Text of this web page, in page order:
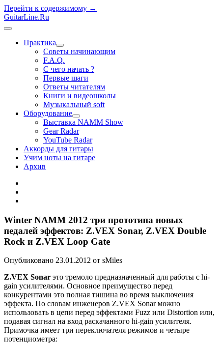
Перейти к содержимому →
GuitarLine.Ru
открыть
Практика
открыть
меню
Советы начинающим
F.A.Q.
С чего начать ?
Первые шаги
Ответы читателям
Книги и видеошколы
Музыкальный soft
Оборудование
открыть
меню
Выставка NAMM Show
Gear Radar
YouTube Radar
Аккорды для гитары
Учим ноты на гитаре
Архив
Winter NAMM 2012 три прототипа новых
педалей эффектов: Z.VEX Sonar, Z.VEX Double
Rock и Z.VEX Loop Gate
Опубликовано 23.01.2012 от sMiles
Z.VEX Sonar это тремоло предназначенный для работы с hi-
gain усилителями. Основное преимущество перед
конкурентами это полная тишина во время выключения
эффекта. По словам инженеров Z.VEX Sonar можно
использовать в цепи перед эффектами Fuzz или Distortion или,
подавая сигнал на вход раскачанного hi-gain усилителя.
Примочка имеет три переключателя режимов и четыре
потенциометра: